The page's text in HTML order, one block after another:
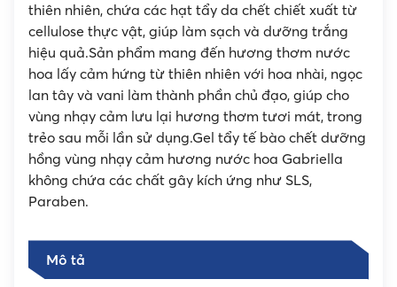
thiên nhiên, chứa các hạt tẩy da chết chiết xuất từ
cellulose thực vật, giúp làm sạch và dưỡng trắng
hiệu quả.Sản phẩm mang đến hương thơm nước
hoa lấy cảm hứng từ thiên nhiên với hoa nhài, ngọc
lan tây và vani làm thành phần chủ đạo, giúp cho
vùng nhạy cảm lưu lại hương thơm tươi mát, trong
trẻo sau mỗi lần sử dụng.Gel tẩy tế bào chết dưỡng
hồng vùng nhạy cảm hương nước hoa Gabriella
không chứa các chất gây kích ứng như SLS,
Paraben.
Mô tả